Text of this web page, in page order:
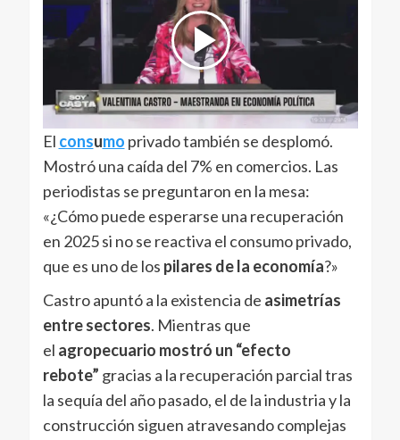
El consumo privado también se desplomó.
Mostró una caída del 7% en comercios. Las
periodistas se preguntaron en la mesa:
«¿Cómo puede esperarse una recuperación
en 2025 si no se reactiva el consumo privado,
que es uno de los pilares de la economía?»
Castro apuntó a la existencia de asimetrías
entre sectores. Mientras que
el agropecuario mostró un “efecto
rebote” gracias a la recuperación parcial tras
la sequía del año pasado, el de la industria y la
construcción siguen atravesando complejas